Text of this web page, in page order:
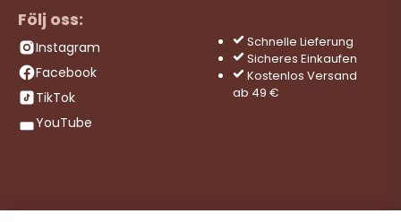
Följ oss:
Instagram
Facebook
TikTok
YouTube
Schnelle Lieferung
Sicheres Einkaufen
Kostenlos Versand
ab 49 €